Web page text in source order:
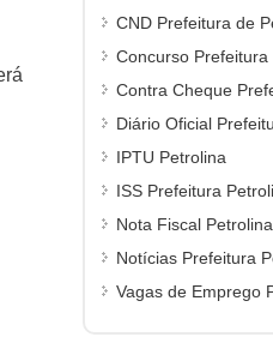
CND Prefeitura de
Concurso Prefeitura
Contra Cheque
Diário Oficial
IPTU Petrolina
ISS Prefeitura
Nota Fiscal Petrolina
Notícias Prefeitura
Vagas de Emprego